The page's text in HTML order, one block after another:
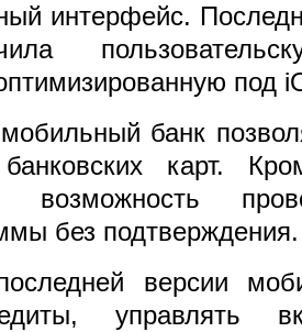
интерфейс.
под
банк
карт.
возможность
без подтверждения.
версии
управлять